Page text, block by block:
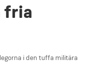
fria
i den tuffa militära